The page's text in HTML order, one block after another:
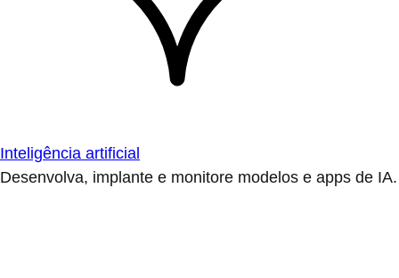
Inteligência artificial
Desenvolva, implante e monitore modelos e apps de IA.